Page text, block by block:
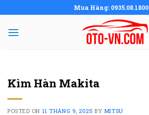
to
content
Mua Hàng: 0935.08.1800
Kìm Hàn Makita
POSTED ON 11 THÁNG 9, 2025 BY MITSU